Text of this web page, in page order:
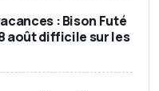
: Bison Futé
août difficile sur les